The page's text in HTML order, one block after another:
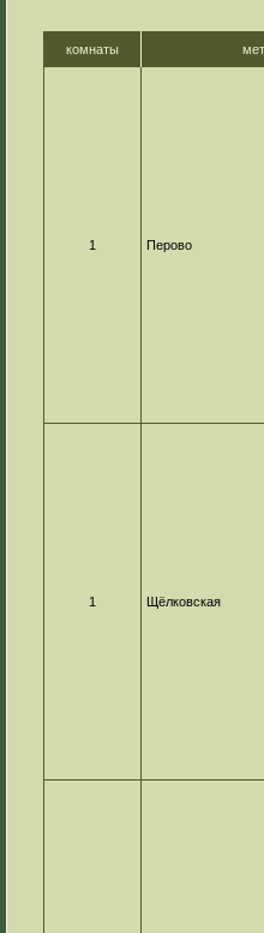
комнаты
1 Перово
1 Щёлковская